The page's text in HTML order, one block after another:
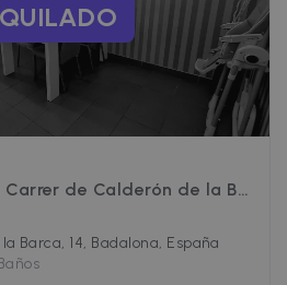
Carrer de Calderón de la Barca
Barca, 14, Badalona, España